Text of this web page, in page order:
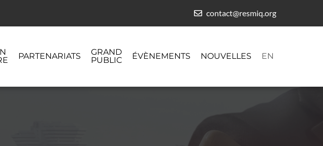
contact@resmiq.org
PARTENARIATS
GRAND
PUBLIC
ÉVÈNEMENTS NOUVELLES EN